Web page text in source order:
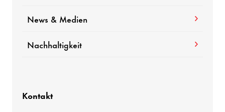
News & Medien
Nachhaltigkeit
Kontakt